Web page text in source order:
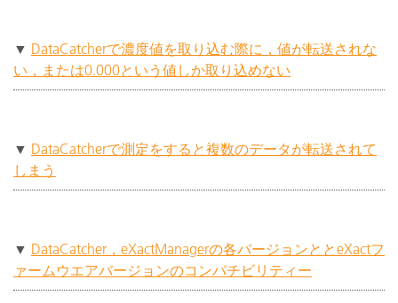
▼ DataCatcherで濃度値を取り込む際に，値が転送されな
い，または0.000という値しか取り込めない
▼ DataCatcherで測定をすると複数のデータが転送されて
しまう
▼ DataCatcher，eXactManagerの各バージョンととeXactフ
ァームウエアバージョンのコンパチビリティー